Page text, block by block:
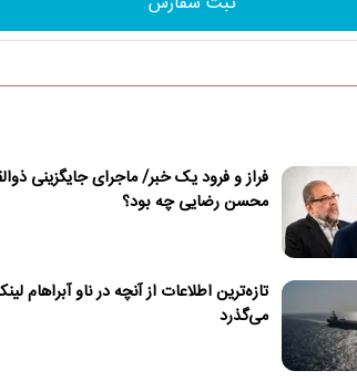
فراز و فرود یک خبر/ ماجرای جایگزینی
محسن رضایی چه بود؟
تازه‌ترین اطلاعات از آنچه در ناو آبراهام
می‌گذرد